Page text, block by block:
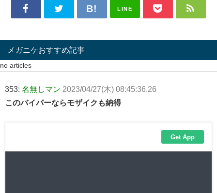
LINE
メガニケおすすめ記事
no articles
353: 名無しマン 2023/04/27(木) 08:45:36.26
このバイパーならモザイクも納得